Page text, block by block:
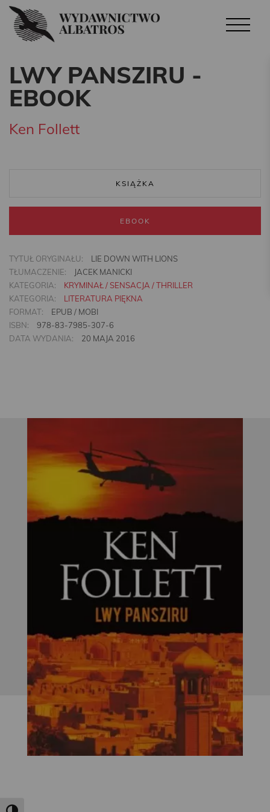
LWY PANSZIRU -
EBOOK
Ken Follett
KSIĄŻKA
EBOOK
TYTUŁ ORYGINAŁU:
LIE DOWN WITH LIONS
TŁUMACZENIE:
JACEK MANICKI
KATEGORIA:
KRYMINAŁ / SENSACJA / THRILLER
KATEGORIA:
LITERATURA PIĘKNA
FORMAT:
EPUB / MOBI
ISBN:
978-83-7985-307-6
DATA WYDANIA:
20 MAJA 2016